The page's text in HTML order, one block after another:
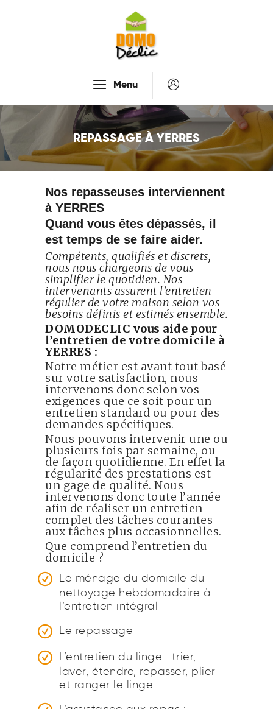
Menu
REPASSAGE À YERRES
Accueil
Tarifs
Recrutement
À Propos De Nous
Contactez-Nous
Nos repasseuses interviennent
à YERRES
Quand vous êtes dépassés, il
est temps de se faire aider.
Compétents, qualifiés et discrets,
nous nous chargeons de vous
simplifier le quotidien. Nos
intervenants assurent l’entretien
régulier de votre maison selon vos
besoins définis et estimés ensemble.
DOMODECLIC vous aide pour
l’entretien de votre domicile à
YERRES :
Notre métier est avant tout basé
sur votre satisfaction, nous
intervenons donc selon vos
exigences que ce soit pour un
entretien standard ou pour des
demandes spécifiques.
Nous pouvons intervenir une ou
plusieurs fois par semaine, ou
de façon quotidienne. En effet la
régularité des prestations est
un gage de qualité. Nous
intervenons donc toute l’année
afin de réaliser un entretien
complet des tâches courantes
aux tâches plus occasionnelles.
Que comprend l’entretien du
domicile ?
Le ménage du domicile du
nettoyage hebdomadaire à
l’entretien intégral
Le repassage
L’entretien du linge : trier,
laver, étendre, repasser, plier
et ranger le linge